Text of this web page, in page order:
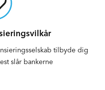
tilbyde dig
slår bankerne